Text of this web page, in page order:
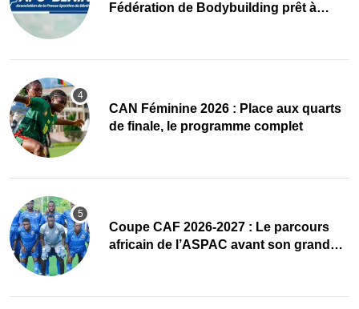
Fédération de Bodybuilding prêt à
CAN Féminine 2026 : Place aux quarts
de finale, le programme complet
Coupe CAF 2026-2027 : Le parcours
africain de l’ASPAC avant son grand